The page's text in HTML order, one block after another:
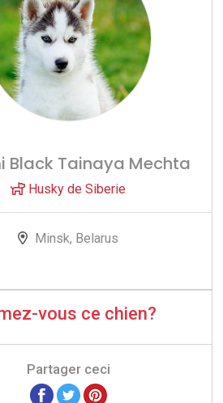
Black Tainaya Mechta
Husky de Siberie
Minsk, Belarus
vous ce chien?
Partager ceci